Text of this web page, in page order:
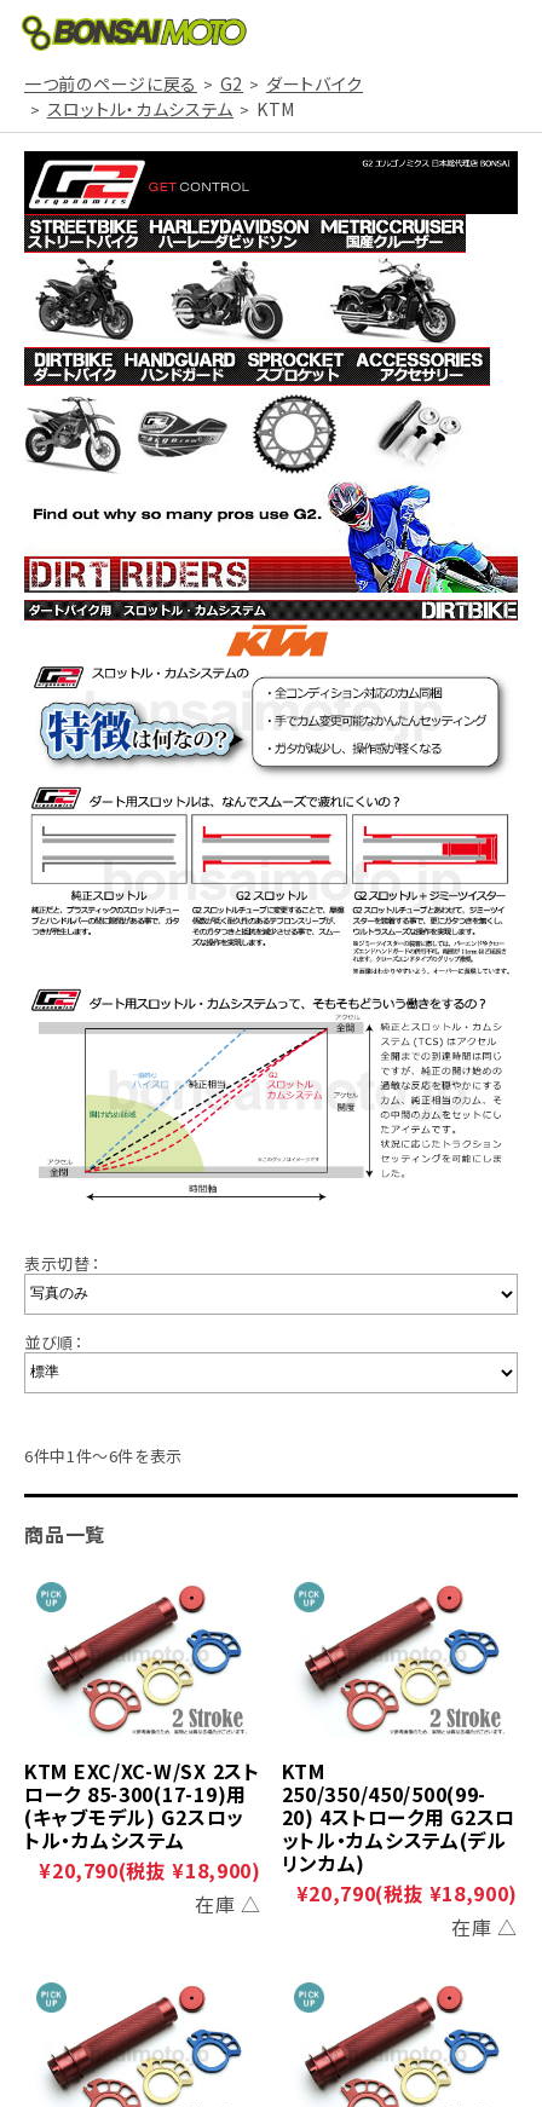
一つ前のページに戻る G2
ダートバイク
スロットル・カムシステム
KTM
表示切替：
並び順：
6件中1件～6件を表示
商品一覧
KTM EXC/XC-W/SX 2スト
ローク 85-300(17-19)用
(キャブモデル) G2スロッ
トル・カムシステム
¥20,790(税抜 ¥18,900)
在庫 △
KTM
250/350/450/500(99-
20) 4ストローク用 G2スロ
ットル・カムシステム(デル
リンカム)
¥20,790(税抜 ¥18,900)
在庫 △